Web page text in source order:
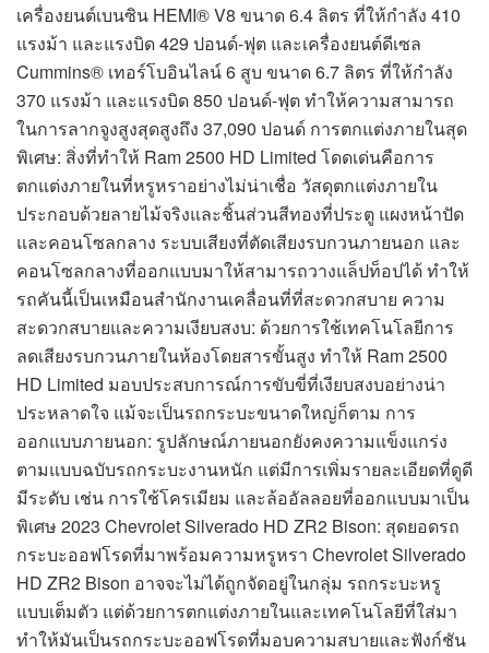
เครื่องยนต์เบนซิน HEMI® V8 ขนาด 6.4 ลิตร ที่ให้กำลัง 410
แรงม้า และแรงบิด 429 ปอนด์-ฟุต และเครื่องยนต์ดีเซล
Cummins® เทอร์โบอินไลน์ 6 สูบ ขนาด 6.7 ลิตร ที่ให้กำลัง
370 แรงม้า และแรงบิด 850 ปอนด์-ฟุต ทำให้ความสามารถ
ในการลากจูงสูงสุดสูงถึง 37,090 ปอนด์ การตกแต่งภายในสุด
พิเศษ: สิ่งที่ทำให้ Ram 2500 HD Limited โดดเด่นคือการ
ตกแต่งภายในที่หรูหราอย่างไม่น่าเชื่อ วัสดุตกแต่งภายใน
ประกอบด้วยลายไม้จริงและชิ้นส่วนสีทองที่ประตู แผงหน้าปัด
และคอนโซลกลาง ระบบเสียงที่ตัดเสียงรบกวนภายนอก และ
คอนโซลกลางที่ออกแบบมาให้สามารถวางแล็ปท็อปได้ ทำให้
รถคันนี้เป็นเหมือนสำนักงานเคลื่อนที่ที่สะดวกสบาย ความ
สะดวกสบายและความเงียบสงบ: ด้วยการใช้เทคโนโลยีการ
ลดเสียงรบกวนภายในห้องโดยสารขั้นสูง ทำให้ Ram 2500
HD Limited มอบประสบการณ์การขับขี่ที่เงียบสงบอย่างน่า
ประหลาดใจ แม้จะเป็นรถกระบะขนาดใหญ่ก็ตาม การ
ออกแบบภายนอก: รูปลักษณ์ภายนอกยังคงความแข็งแกร่ง
ตามแบบฉบับรถกระบะงานหนัก แต่มีการเพิ่มรายละเอียดที่ดูดี
มีระดับ เช่น การใช้โครเมียม และล้ออัลลอยที่ออกแบบมาเป็น
พิเศษ 2023 Chevrolet Silverado HD ZR2 Bison: สุดยอดรถ
กระบะออฟโรดที่มาพร้อมความหรูหรา Chevrolet Silverado
HD ZR2 Bison อาจจะไม่ได้ถูกจัดอยู่ในกลุ่ม รถกระบะหรู
แบบเต็มตัว แต่ด้วยการตกแต่งภายในและเทคโนโลยีที่ใส่มา
ทำให้มันเป็นรถกระบะออฟโรดที่มอบความสบายและฟังก์ชัน